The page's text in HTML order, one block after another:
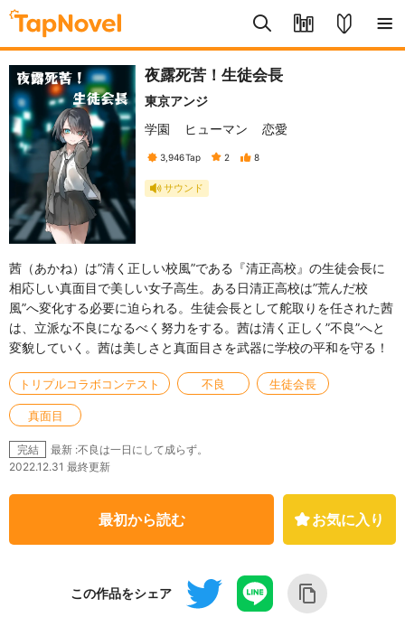
夜露死苦！生徒会長
東京アンジ
学園
ヒューマン 恋愛
3,946Tap 2 8
サウンド
茜（あかね）は”清く正しい校風”である『清正高校』の生徒会長に
相応しい真面目で美しい女子高生。ある日清正高校は”荒んだ校
風”へ変化する必要に迫られる。生徒会長として舵取りを任された茜
は、立派な不良になるべく努力をする。茜は清く正しく”不良”へと
変貌していく。茜は美しさと真面目さを武器に学校の平和を守る！
トリプルコラボコンテスト 不良 生徒会長
真面目
完結
最新 :不良は一日にして成らず。
2022.12.31 最終更新
最初から読む お気に入り
この作品をシェア